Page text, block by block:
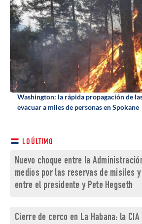
Washington: la rápida propagación de
evacuar a miles de personas en Spokane
LO ÚLTIMO
Nuevo choque entre la
medios por las reservas de misiles
entre el presidente y Pete Hegseth
Cierre de cerco en La Habana: la